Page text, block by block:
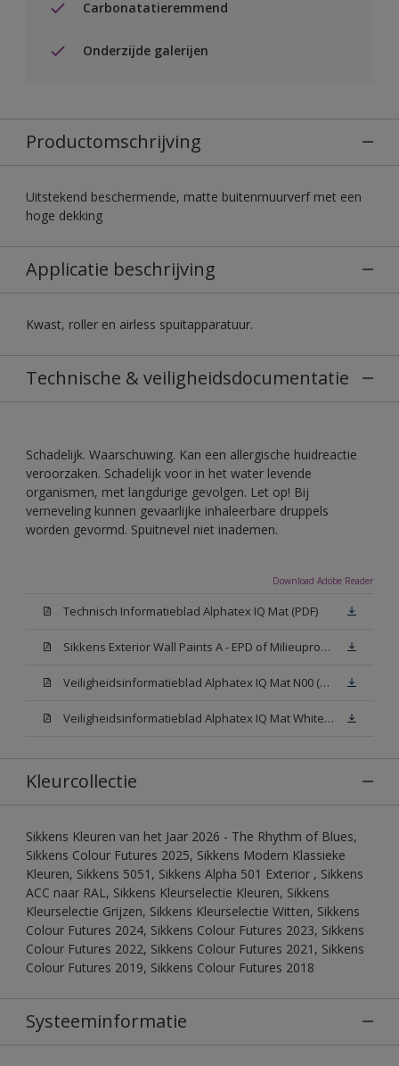
Carbonatatieremmend
Onderzijde galerijen
Productomschrijving
Uitstekend beschermende, matte buitenmuurverf met een
hoge dekking
Applicatie beschrijving
Kwast, roller en airless spuitapparatuur.
Technische & veiligheidsdocumentatie
Schadelijk. Waarschuwing. Kan een allergische huidreactie
veroorzaken. Schadelijk voor in het water levende
organismen, met langdurige gevolgen. Let op! Bij
verneveling kunnen gevaarlijke inhaleerbare druppels
worden gevormd. Spuitnevel niet inademen.
Download Adobe Reader
Technisch Informatieblad Alphatex IQ Mat (PDF)
Sikkens Exterior Wall Paints A - EPD of Milieuproductverklaring
Veiligheidsinformatieblad Alphatex IQ Mat N00 (MSDS)
Veiligheidsinformatieblad Alphatex IQ Mat White W05 (MSDS)
Kleurcollectie
Sikkens Kleuren van het Jaar 2026 - The Rhythm of Blues,
Sikkens Colour Futures 2025, Sikkens Modern Klassieke
Kleuren, Sikkens 5051, Sikkens Alpha 501 Exterior , Sikkens
ACC naar RAL, Sikkens Kleurselectie Kleuren, Sikkens
Kleurselectie Grijzen, Sikkens Kleurselectie Witten, Sikkens
Colour Futures 2024, Sikkens Colour Futures 2023, Sikkens
Colour Futures 2022, Sikkens Colour Futures 2021, Sikkens
Colour Futures 2019, Sikkens Colour Futures 2018
Systeeminformatie